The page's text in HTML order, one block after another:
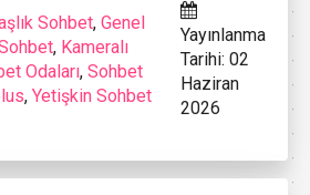
Sohbet, Genel
, Kameralı
Odaları, Sohbet
, Yetişkin Sohbet
Yayınlanma
Tarihi: 02
Haziran
2026